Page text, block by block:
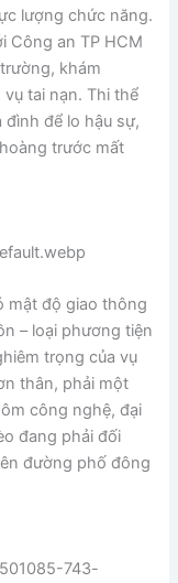
lượng chức năng.
Công an TP HCM
khám
tai nạn. Thi thể
đình để lo hậu sự,
trước mất
mật độ giao thông
– loại phương tiện
trọng của vụ
thân, phải một
công nghệ, đại
đang phải đối
đường phố đông
743-